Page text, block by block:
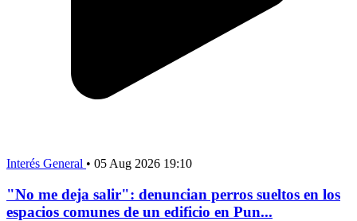
Interés General • 05 Aug 2026 19:10
"No me deja salir": denuncian perros sueltos en los
espacios comunes de un edificio en Pun...